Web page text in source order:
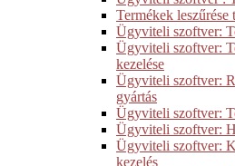
Termékek leszűrése
Ügyviteli szoftver:
Ügyviteli szoftver:
kezelése
Ügyviteli szoftver:
gyártás
Ügyviteli szoftver:
Ügyviteli szoftver:
Ügyviteli szoftver:
kezelés